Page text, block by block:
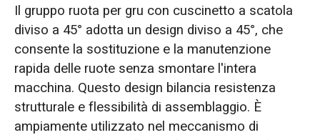
Il gruppo ruota per gru con cuscinetto a scatola
diviso a 45° adotta un design diviso a 45°, che
consente la sostituzione e la manutenzione
rapida delle ruote senza smontare l'intera
macchina. Questo design bilancia resistenza
strutturale e flessibilità di assemblaggio. È
ampiamente utilizzato nel meccanismo di